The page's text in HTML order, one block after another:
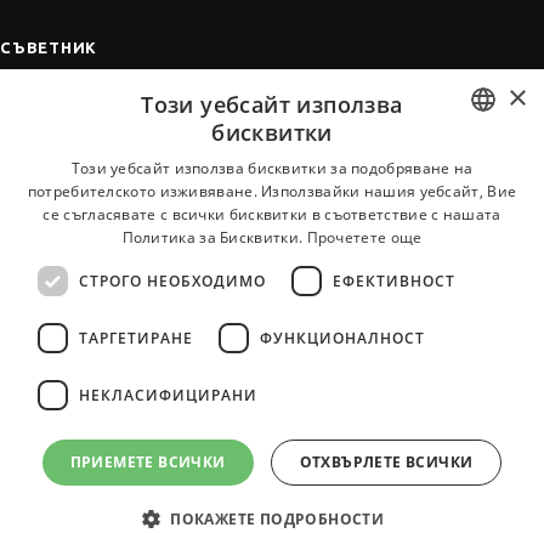
СЪВЕТНИК
Когато получим оферта
Vihra AI
За новодошли
Всички услуги на JobTiger
© 2000-2026 JobTiger. Всички права запазени.
BULGARIAN
ENGLISH
×
Този уебсайт използва
бисквитки
Този уебсайт използва бисквитки за подобряване на
потребителското изживяване. Използвайки нашия уебсайт, Вие
се съгласявате с всички бисквитки в съответствие с нашата
Политика за Бисквитки. Прочетете още
СТРОГО НЕОБХОДИМО ЕФЕКТИВНОСТ
ТАРГЕТИРАНЕ ФУНКЦИОНАЛНОСТ
НЕКЛАСИФИЦИРАНИ
ПРИЕМЕТЕ ВСИЧКИ ОТХВЪРЛЕТЕ ВСИЧКИ
ПОКАЖЕТЕ ПОДРОБНОСТИ